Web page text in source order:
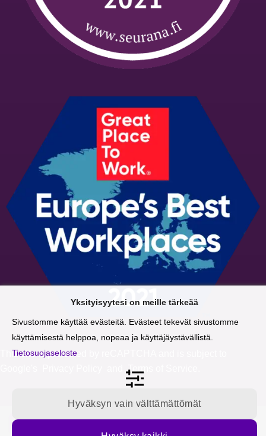
This site is protected by reCAPTCHA and is subject to
andTerms of Service
Yksityisyytesi on meille tärkeää
Sivustomme käyttää evästeitä. Evästeet tekevät sivustomme
käyttämisestä helppoa, nopeaa ja käyttäjäystävällistä.
Tietosuojaseloste
Hyväksyn vain välttämättömät